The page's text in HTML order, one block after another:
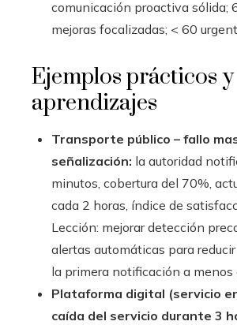
comunicación proactiva sólida;
mejoras focalizadas; < 60
Ejemplos prácticos y
aprendizajes
Transporte público – fallo
señalización: la autoridad
minutos, cobertura del 70%,
cada 2 horas, índice de
Lección: mejorar detección
alertas automáticas para
la primera notificación a menos
Plataforma digital (servicio
caída del servicio durante 3